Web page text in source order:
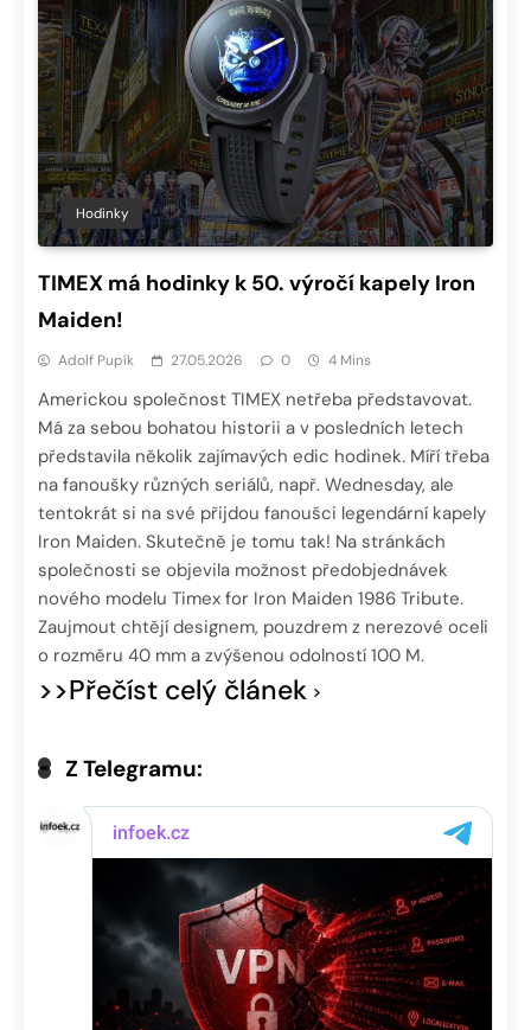
Hodinky
TIMEX má hodinky k 50. výročí kapely Iron
Maiden!
Adolf Pupík 27.05.2026 0 4 Mins
Americkou společnost TIMEX netřeba představovat.
Má za sebou bohatou historii a v posledních letech
představila několik zajímavých edic hodinek. Míří třeba
na fanoušky různých seriálů, např. Wednesday, ale
tentokrát si na své přijdou fanoušci legendární kapely
Iron Maiden. Skutečně je tomu tak! Na stránkách
společnosti se objevila možnost předobjednávek
nového modelu Timex for Iron Maiden 1986 Tribute.
Zaujmout chtějí designem, pouzdrem z nerezové oceli
o rozměru 40 mm a zvýšenou odolností 100 M.
>>Přečíst celý článek
Z Telegramu: